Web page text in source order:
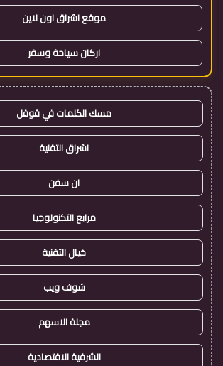
موقع اشراق اون لاين
اركان سياحة وسفر
مسك الكلمات في قوقل
اشراق التقنية
ان سفن
مرابع التكنولوجيا
خيال التقنية
شوف ويب
مجلة الاسهم
الشرقية الاقتصادية